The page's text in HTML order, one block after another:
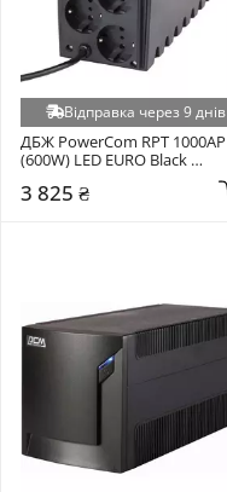
Відправка через 9 днів
ДБЖ PowerCom RPT 1000AP
(600W) LED EURO Black
3 825 ₴